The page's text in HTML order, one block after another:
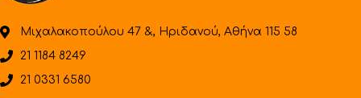
Μιχαλακοπούλου 47 &, Ηριδανού, Αθήνα 115 58
21 1184 8249
21 0331 6580